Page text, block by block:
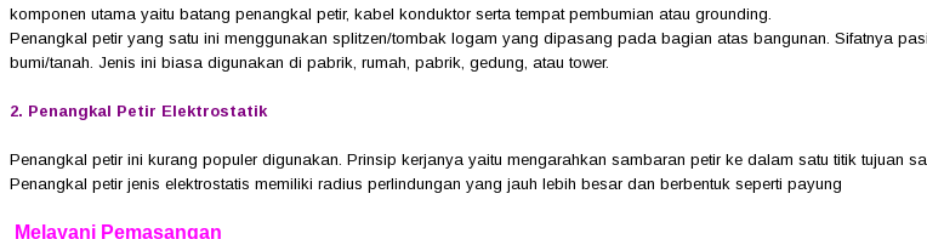
komponen utama yaitu batang penangkal petir, kabel konduktor serta tempat pembumian atau grounding.
Penangkal petir yang satu ini menggunakan splitzen/tombak logam yang dipasang pada bagian atas bangunan. Sifatnya
bumi/tanah. Jenis ini biasa digunakan di pabrik, rumah, pabrik, gedung, atau tower.
2. Penangkal Petir Elektrostatik
Penangkal petir ini kurang populer digunakan. Prinsip kerjanya yaitu mengarahkan sambaran petir ke dalam satu titik tujuan
Penangkal petir jenis elektrostatis memiliki radius perlindungan yang jauh lebih besar dan berbentuk seperti payung
Melayani Pemasangan